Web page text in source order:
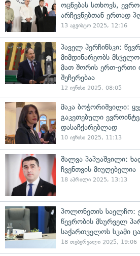
ოცნებას სთხოვს,
არჩევნებთან ერთად
13 აგვისტო 2025, 12:16
პაველ ჰერჩინსკი:
მიმდინარეობს
მათ შორის ერთ-ერთი
შეჩერებაა
12 ივნისი 2025, 08:05
მაკა ბოჭორიშვილი:
გაკეთებული
დასაჩქარებლად
10 ივნისი 2025, 11:13
შალვა პაპუაშვილი:
ჩვენთვის მიუღებელია
18 აპრილი 2025, 13:13
პოლონეთის საელჩო:
წევრობის მსურველ
საქართველოს სკამი
18 თებერვალი 2025, 19:06